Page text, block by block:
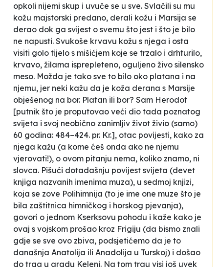
opkoli nijemi skup i uvuče se u sve. Svlačili su mu
kožu majstorski predano, derali kožu i Marsija se
derao dok ga svijest o svemu što jest i što je bilo
ne napusti. Svukoše krvavu kožu s njega i osta
visiti golo tijelo s mišićjem koje se trzalo i drhturilo,
krvavo, žilama isprepleteno, oguljeno živo silensko
meso. Možda je tako sve to bilo oko platana i na
njemu, jer neki kažu da je koža derana s Marsije
obješenog na bor. Platan ili bor? Sam Herodot
[putnik što je proputovao veći dio tada poznatog
svijeta i svoj neobično zanimljiv život živio (samo)
60 godina: 484–424. pr. Kr.], otac povijesti, kako za
njega kažu (a kome ćeš onda ako ne njemu
vjerovati!), o ovom pitanju nema, koliko znamo, ni
slovca. Pišući dotadašnju povijest svijeta (devet
knjiga nazvanih imenima muza), u sedmoj knjizi,
koja se zove Polihimnija (to je ime one muze što je
bila zaštitnica himničkog i horskog pjevanja),
govori o jednom Kserksovu pohodu i kaže kako je
ovaj s vojskom prošao kroz Frigiju (da bismo znali
gdje se sve ovo zbiva, podsjetićemo da je to
današnja Anatolija ili Anadolija u Turskoj) i došao
do trga u gradu Keleni. Na tom trgu visi još uvek